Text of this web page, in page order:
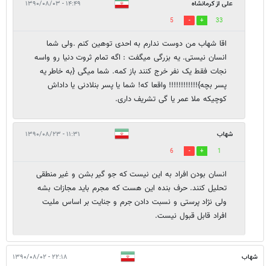
علی از کرمانشاه ۱۴:۴۹ - ۱۳۹۰/۰۸/۰۳
33
5
اقا شهاب من دوست ندارم به احدی توهین کنم .ولی شما
انسان نیستی. یه بزرگی میگفت : اگه تمام ثروت دنیا رو واسه
نجات فقط یک نفر خرج کنند باز کمه. شما میگی {به خاطر یه
پسر بچه}!!!!!!!!!!!! واقعا که! شما یا پسر بنلادنی یا داداش
کوچیکه ملا عمر یا گی تشریف داری.
شهاب ۱۱:۳۱ - ۱۳۹۰/۰۸/۲۳
1
6
انسان بودن افراد به این نیست که جو گیر بشن و غیر منطقی
تحلیل کنند. حرف بنده این هست که مجرم باید مجازات بشه
ولی نژاد پرستی و نسبت دادن جرم و جنایت بر اساس ملیت
افراد قابل قبول نیست.
شهاب ۲۲:۱۸ - ۱۳۹۰/۰۸/۰۲